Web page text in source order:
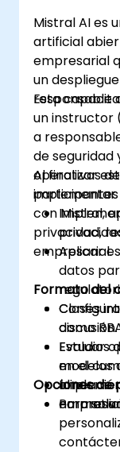
Mistral AI es
artificial
empresarial
un
responsable
Esta
un instructor
a
de seguridad
operativas
implementar
con Mistral,
privacidad,
empresarial.
Al finalizar
Aplicar
datos
como
Evaluar
modelos
Formato del
Clases
discusión.
Estudios
en el
Opciones de
Para